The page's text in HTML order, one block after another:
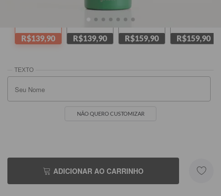
R$139,90
Amarela
R$139,90
Branca
R$159,90 R$159,90
NÃO QUERO CUSTOMIZAR
ADICIONAR AO CARRINHO